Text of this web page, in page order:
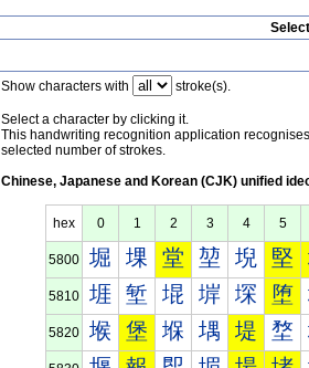
Show characters with stroke(s).
Select a character by clicking it.
This handwriting recognition application
selected number of strokes.
Chinese, Japanese and Korean (CJK) unified
hex 0 1 2 3 4 5
5800 堀 堁 堂 堃 堄 堅
5810 堐 堑 堒 堓 堔 堕
5820 堠 堡 堢 堣 堤 堥